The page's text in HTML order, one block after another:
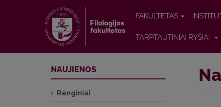
FAKULTETAS
TARPTAUTINIAI RYŠIAI
NAUJIENOS
Renginiai